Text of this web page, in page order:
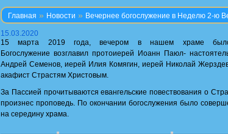
Главная » Новости » Вечернее богослужение в Неделю 2-ю
15.03.2020
15 марта 2019 года, вечером в нашем храме было
Богослужение возглавил протоиерей Иоанн Паюл-
Андрей Семенов, иерей Илия Комягин, иерей Николай
акафист Страстям Христовым.
За Пассией прочитываются евангельские повествования о
произнес проповедь. По окончании богослужения было
на середину храма.